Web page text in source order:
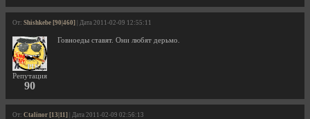
От: Shishkebe [90|460] | Дата 2011-02-09 12:55:11
Репутация
90
Говноеды ставят. Они любят дерьмо.
От: Ctalinor [13|11] | Дата 2011-02-09 02:56:13